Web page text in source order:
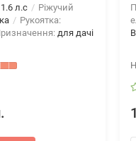
1.6 л.с
Ріжучий
Рукоятка:
для дачі